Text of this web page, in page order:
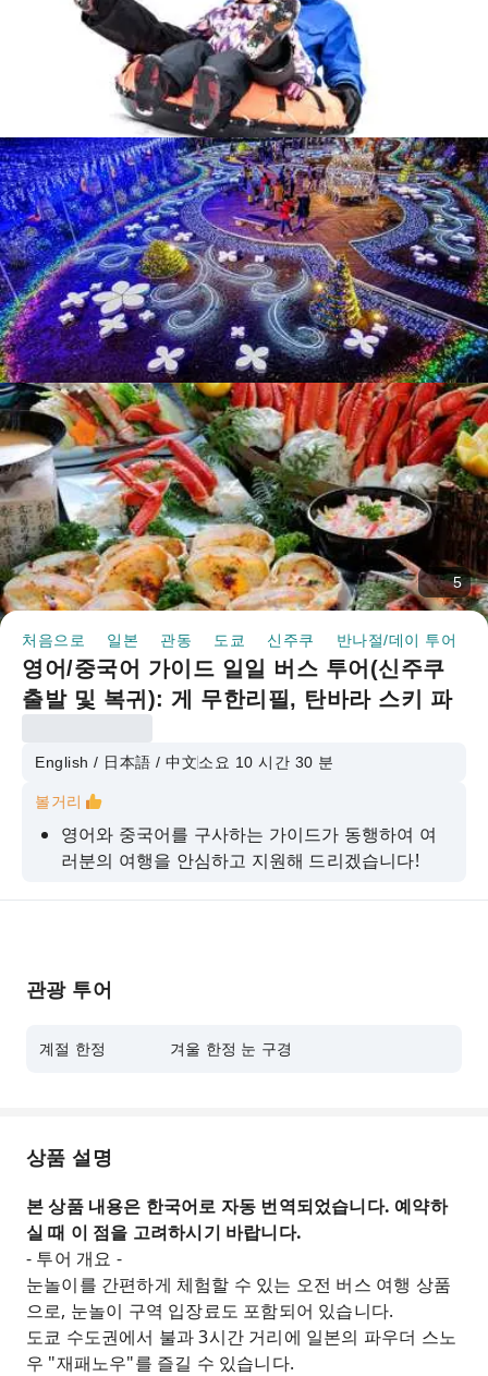
5
처음으로 일본 관동 도쿄 신주쿠 반나절/데이 투어
영어/중국어 가이드 일일 버스 투어(신주쿠
출발 및 복귀): 게 무한리필, 탄바라 스키 파
네이션 관람(군마현 누마타시)(도치기현 아
시카가시)
English / 日本語 / 中文소요 10 시간 30 분
볼거리
영어와 중국어를 구사하는 가이드가 동행하여 여
러분의 여행을 안심하고 지원해 드리겠습니다!
푸짐한 혜택! 50분 동안 게를 마음껏 드세요!
아시카가 플라워파크 "빛의 꽃의 정원" 일루미네이
관광 투어
계절 한정 겨울 한정 눈 구경
상품 설명
본 상품 내용은 한국어로 자동 번역되었습니다. 예약하
실 때 이 점을 고려하시기 바랍니다.
- 투어 개요 -
눈놀이를 간편하게 체험할 수 있는 오전 버스 여행 상품
으로, 눈놀이 구역 입장료도 포함되어 있습니다.
도쿄 수도권에서 불과 3시간 거리에 일본의 파우더 스노
우 "재패노우"를 즐길 수 있습니다.